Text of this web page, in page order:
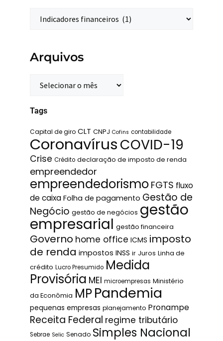
Arquivos
Tags
Capital de giro CLT CNPJ Cofins contabilidade
CoronavírusCOVID-19
Crise Crédito declaração de imposto de renda
empreendedor
empreendedorismo FGTS fluxo
de caixa Folha de pagamento Gestão de
Negócio gestão de negócios gestão
empresarial gestão financeira
Governo home office ICMS imposto
de renda impostos INSS ir Juros Linha de
crédito Lucro Presumido Medida
Provisória MEI microempresas Ministério
da Econômia MPPandemia
pequenas empresas planejamento Pronampe
Receita Federal regime tributário
Sebrae Selic Senado Simples Nacional